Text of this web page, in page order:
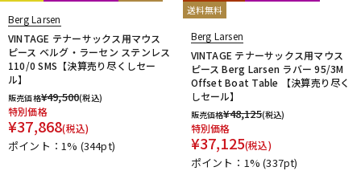
DTM
DTM オンライン納品
Berg Larsen
VINTAGE テナーサックス用マウス
ピース ベルグ・ラーセン ステンレス
110/0 SMS【決算売り尽くしセー
ル】
販売価格¥49,500(税込)
特別価格
¥37,868(税込)
ポイント：1% (344pt)
送料無料
Berg Larsen
VINTAGE テナーサックス用マウス
ピース Berg Larsen ラバー 95/3M
Offset Boat Table 【決算売り尽く
しセール】
販売価格¥48,125(税込)
特別価格
¥37,125(税込)
ポイント：1%(337pt)